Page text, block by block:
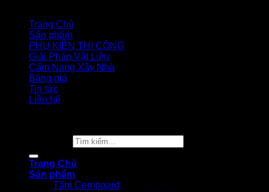
Trang Chủ
Sản phẩm
PHỤ KIỆN THI CÔNG
Giải Pháp Vật Liệu
Cẩm Nang Xây Nhà
Bảng giá
Tin tức
Liên hệ
Trang Chủ
Sản phẩm
Tấm Cemboard